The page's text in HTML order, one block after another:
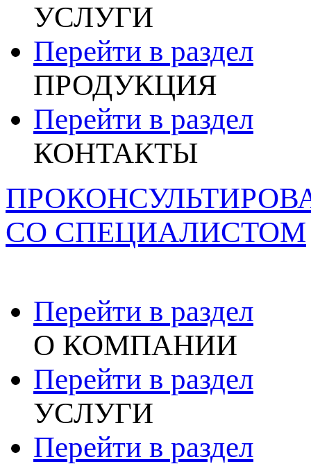
УСЛУГИ
Перейти в раздел
ПРОДУКЦИЯ
Перейти в раздел
КОНТАКТЫ
СО СПЕЦИАЛИСТОМ
Перейти в раздел
О КОМПАНИИ
Перейти в раздел
УСЛУГИ
Перейти в раздел